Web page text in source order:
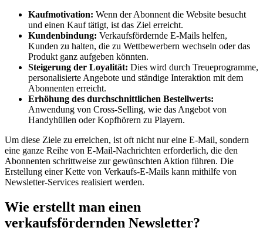
Kaufmotivation: Wenn der Abonnent die Website besucht
und einen Kauf tätigt, ist das Ziel erreicht.
Kundenbindung: Verkaufsfördernde E-Mails helfen,
Kunden zu halten, die zu Wettbewerbern wechseln oder das
Produkt ganz aufgeben könnten.
Steigerung der Loyalität: Dies wird durch Treueprogramme,
personalisierte Angebote und ständige Interaktion mit dem
Abonnenten erreicht.
Erhöhung des durchschnittlichen Bestellwerts:
Anwendung von Cross-Selling, wie das Angebot von
Handyhüllen oder Kopfhörern zu Playern.
Um diese Ziele zu erreichen, ist oft nicht nur eine E-Mail, sondern
eine ganze Reihe von E-Mail-Nachrichten erforderlich, die den
Abonnenten schrittweise zur gewünschten Aktion führen. Die
Erstellung einer Kette von Verkaufs-E-Mails kann mithilfe von
Newsletter-Services realisiert werden.
Wie erstellt man einen
verkaufsfördernden Newsletter?